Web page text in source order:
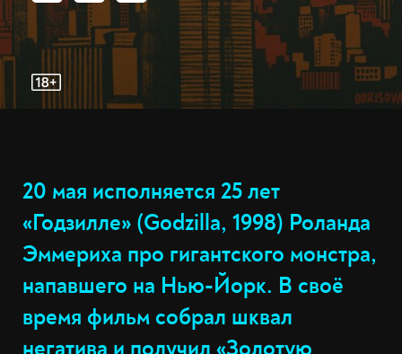
20 мая исполняется 25 лет
«Годзилле» (Godzilla, 1998) Роланда
Эммериха про гигантского монстра,
напавшего на Нью-Йорк. В своё
время фильм собрал шквал